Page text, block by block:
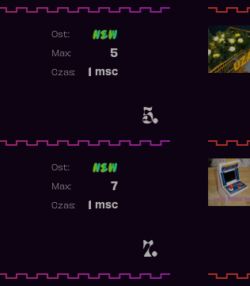
5.
Ost:
5
Max:
msc
Czas:
7.
Ost:
7
Max:
msc
Czas: